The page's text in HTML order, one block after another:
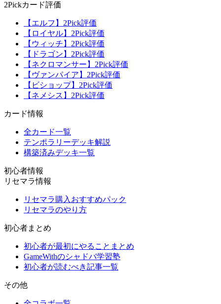
2Pickカード評価
【エルフ】2Pick評価
【ロイヤル】2Pick評価
【ウィッチ】2Pick評価
【ドラゴン】2Pick評価
【ネクロマンサー】2Pick評価
【ヴァンパイア】2Pick評価
【ビショップ】2Pick評価
【ネメシス】2Pick評価
カード情報
全カード一覧
テンポラリーデッキ解説
構築済みデッキ一覧
初心者情報
リセマラ情報
リセマラ購入おすすめパック
リセマラのやり方
初心者まとめ
初心者が最初にやることまとめ
GameWithのシャドバ学習塾
初心者が読むべき記事一覧
その他